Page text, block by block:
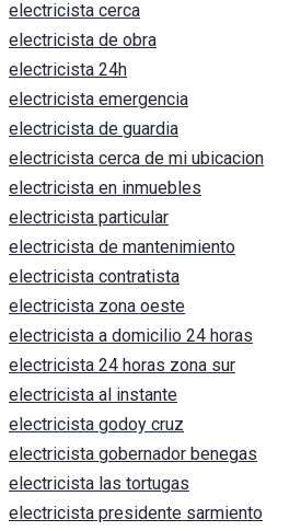
electricista cerca
electricista de obra
electricista 24h
electricista emergencia
electricista de guardia
electricista cerca de mi ubicacion
electricista en inmuebles
electricista particular
electricista de mantenimiento
electricista contratista
electricista zona oeste
electricista a domicilio 24 horas
electricista 24 horas zona sur
electricista al instante
electricista godoy cruz
electricista gobernador benegas
electricista las tortugas
electricista presidente sarmiento